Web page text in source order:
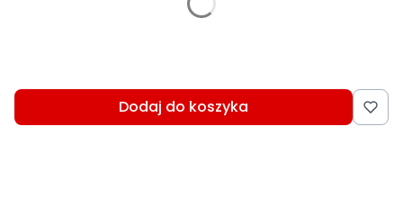
Dodaj do koszyka